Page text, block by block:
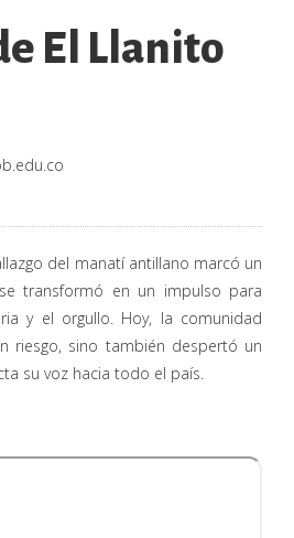
El Llanito
del manatí antillano marcó un
transformó en un impulso para
y el orgullo. Hoy, la comunidad
riesgo, sino también despertó un
su voz hacia todo el país.